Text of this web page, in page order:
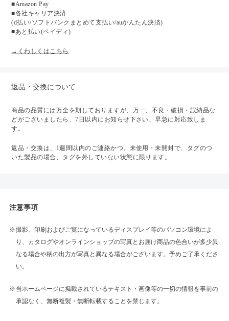
■Amazon Pay
■各社キャリア決済
(d払い/ソフトバンクまとめて支払い/auかんたん決済)
■あと払い(ペイディ)
→くわしくはこちら
返品・交換について
商品の品質には万全を期しておりますが、万一、不良・破損・誤納品な
どがございましたら、7日以内にお知らせ下さい、早急に対応致しま
す。
返品・交換は、1週間以内のご連絡かつ、未使用・未開封で、タグのつ
いた製品の場合、タグを外していない状態に限ります。
注意事項
撮影、印刷およびご覧になっているディスプレイ等のパソコン環境によ
り、カタログやオンラインショップの写真とお届け商品の色合いが多少異
なる場合や柄の出方が写真と異なる場合がございます。予めご了承くださ
い。
当ホームページに掲載されているテキスト・画像等の一切の情報を事前の
承認なく、無断複製・無断転載することを禁じます。